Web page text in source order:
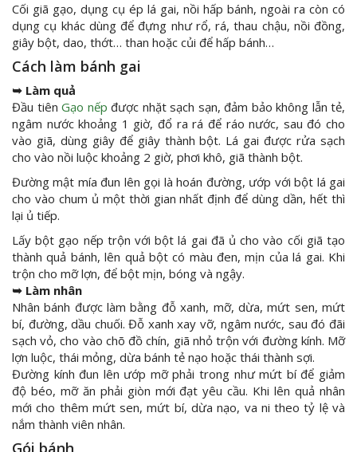
Cối giã gạo, dụng cụ ép lá gai, nồi hấp bánh, ngoài ra còn có
dụng cụ khác dùng để đựng như rổ, rá, thau chậu, nồi đồng,
giây bột, dao, thớt… than hoặc củi để hấp bánh…
Cách làm bánh gai
➥ Làm quả
Đầu tiên Gạo nếp được nhặt sạch sạn, đảm bảo không lẫn tẻ,
ngâm nước khoảng 1 giờ, đổ ra rá để ráo nước, sau đó cho
vào giã, dùng giây để giây thành bột. Lá gai được rửa sạch
cho vào nồi luộc khoảng 2 giờ, phơi khô, giã thành bột.
Đường mật mía đun lên gọi là hoán đường, ướp với bột lá gai
cho vào chum ủ một thời gian nhất định để dùng dần, hết thì
lại ủ tiếp.
Lấy bột gạo nếp trộn với bột lá gai đã ủ cho vào cối giã tạo
thành quả bánh, lên quả bột có màu đen, mịn của lá gai. Khi
trộn cho mỡ lợn, để bột mịn, bóng và ngậy.
➥ Làm nhân
Nhân bánh được làm bằng đỗ xanh, mỡ, dừa, mứt sen, mứt
bí, đường, dầu chuối. Đỗ xanh xay vỡ, ngâm nước, sau đó đãi
sạch vỏ, cho vào chõ đồ chín, giã nhỏ trộn với đường kính. Mỡ
lợn luộc, thái mỏng, dừa bánh tẻ nạo hoặc thái thành sợi.
Đường kính đun lên ướp mỡ phải trong như mứt bí để giảm
độ béo, mỡ ăn phải giòn mới đạt yêu cầu. Khi lên quả nhân
mới cho thêm mứt sen, mứt bí, dừa nạo, va ni theo tỷ lệ và
nắm thành viên nhân.